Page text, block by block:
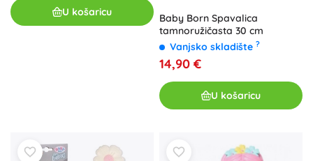
U košaricu
Baby Born Spavalica
tamnoružičasta 30 cm
Vanjsko skladište ?
14,90 €
U košaricu